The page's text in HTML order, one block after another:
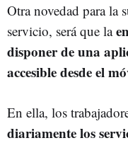
Otra novedad para la
servicio, será que la
disponer de una
accesible desde el
En ella, los
diariamente los